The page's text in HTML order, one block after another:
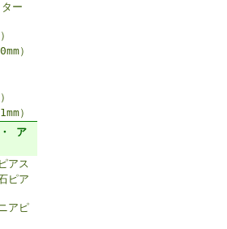
ー
）
）
ア
アス
ピア
アピ